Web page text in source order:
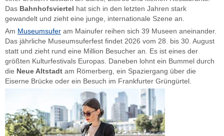
Das Bahnhofsviertel hat sich in den letzten Jahren stark
gewandelt und zieht eine junge, internationale Szene an.
Am Museumsufer am Mainufer reihen sich 39 Museen aneinander.
Das jährliche Museumsuferfest findet 2026 vom 28. bis 30. August
statt und zieht rund eine Million Besucher an. Es ist eines der
größten Kulturfestivals Europas. Daneben lohnt ein Bummel durch
die Neue Altstadt am Römerberg, ein Spaziergang über die
Eiserne Brücke oder ein Besuch im Frankfurter Grüngürtel.